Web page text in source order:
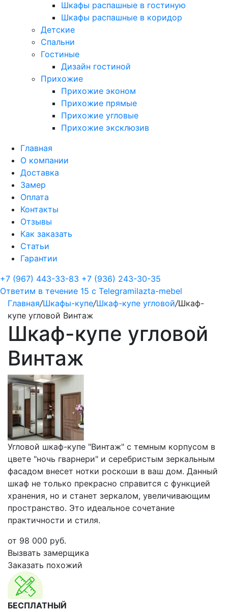
Шкафы распашные в гостиную
Шкафы распашные в коридор
Детские
Спальни
Гостиные
Дизайн гостиной
Прихожие
Прихожие эконом
Прихожие прямые
Прихожие угловые
Прихожие эксклюзив
Главная
О компании
Доставка
Замер
Оплата
Контакты
Отзывы
Как заказать
Статьи
Гарантии
+7 (967) 443-33-83 +7 (936) 243-30-35
Ответим в течение 15 с Telegramilazta-mebel
Главная/Шкафы-купе/Шкаф-купе угловой/Шкаф-
купе угловой Винтаж
Шкаф-купе угловой
Винтаж
Угловой шкаф-купе "Винтаж" с темным корпусом в
цвете "ночь гварнери" и серебристым зеркальным
фасадом внесет нотки роскоши в ваш дом. Данный
шкаф не только прекрасно справится с функцией
хранения, но и станет зеркалом, увеличивающим
пространство. Это идеальное сочетание
практичности и стиля.
от 98 000 руб.
Вызвать замерщика
Заказать похожий
БЕСПЛАТНЫЙ